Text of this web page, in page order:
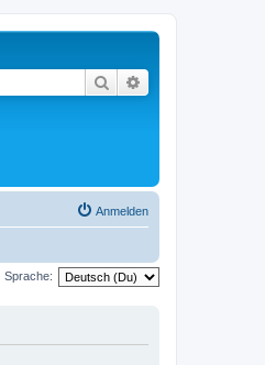
Suche
Anmelden
Sprache: